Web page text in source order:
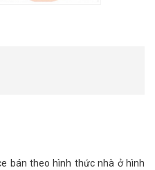
bán theo hình thức nhà ở hình